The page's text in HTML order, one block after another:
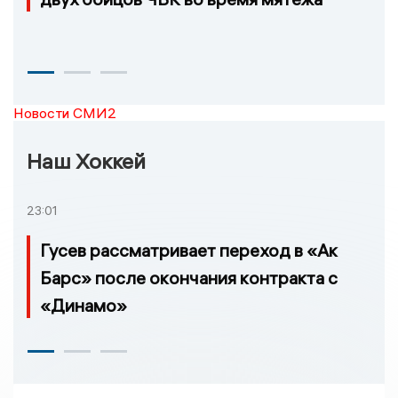
Новости СМИ2
Наш Хоккей
23:01
Гусев рассматривает переход в «Ак
Барс» после окончания контракта с
«Динамо»